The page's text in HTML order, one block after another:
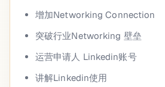
增加Networking Connection
突破行业Networking 壁垒
运营申请人 Linkedin账号
讲解Linkedin使用